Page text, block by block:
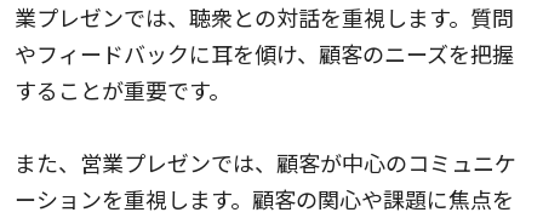
業プレゼンでは、聴衆との対話を重視します。質問
やフィードバックに耳を傾け、顧客のニーズを把握
することが重要です。
また、営業プレゼンでは、顧客が中心のコミュニケ
ーションを重視します。顧客の関心や課題に焦点を